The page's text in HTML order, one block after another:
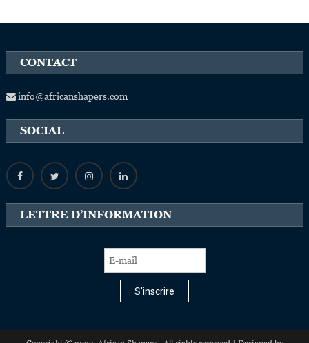
CONTACT
info@africanshapers.com
SOCIAL
LETTRE D’INFORMATION
S'inscrire